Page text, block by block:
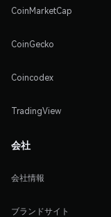
CoinMarketCap
CoinGecko
Coincodex
TradingView
会社
会社情報
ブランドサイト